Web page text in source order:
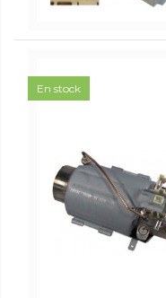
En stock